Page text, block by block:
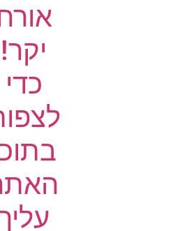
אורח
יקר!
כדי
לצפות
בתוכן
האתר
עליך